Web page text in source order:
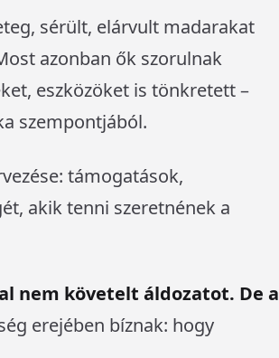
sérült, elárvult madarakat
azonban ők szorulnak
eszközöket is tönkretett –
szempontjából.
támogatások,
akik tenni szeretnének a
nem követelt áldozatot. De a
erejében bíznak: hogy